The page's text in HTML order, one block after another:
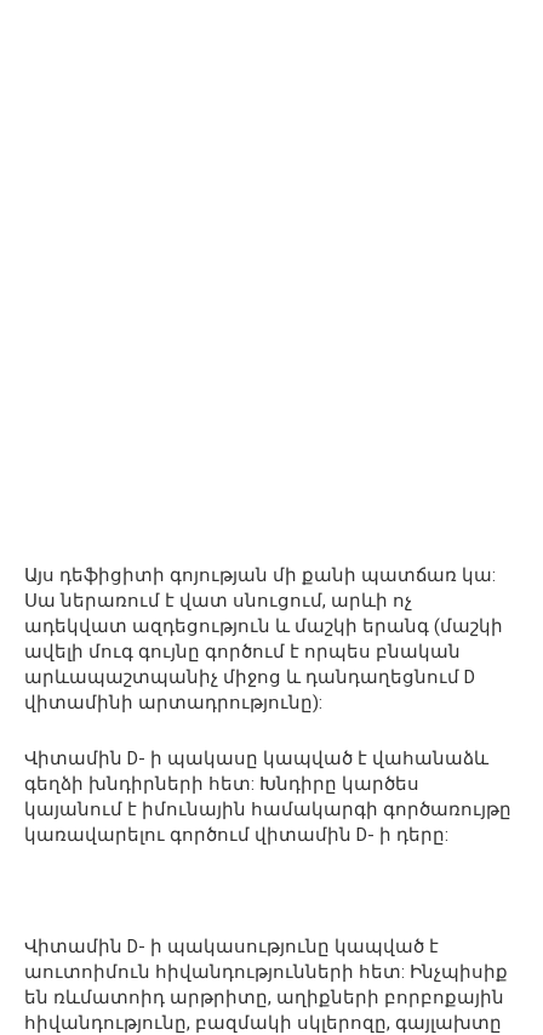
Այս դեֆիցիտի գոյության մի քանի պատճառ կա:
Սա ներառում է վատ սնուցում, արևի ոչ
ադեկվատ ազդեցություն և մաշկի երանգ (մաշկի
ավելի մուգ գույնը գործում է որպես բնական
արևապաշտպանիչ միջոց և դանդաղեցնում D
վիտամինի արտադրությունը):
Վիտամին D- ի պակասը կապված է վահանաձև
գեղձի խնդիրների հետ: Խնդիրը կարծես
կայանում է իմունային համակարգի գործառույթը
կառավարելու գործում վիտամին D- ի դերը:
Վիտամին D- ի պակասությունը կապված է
աուտոիմուն հիվանդությունների հետ: Ինչպիսիք
են ռևմատոիդ արթրիտը, աղիքների բորբոքային
հիվանդությունը, բազմակի սկլերոզը, գայլախտը